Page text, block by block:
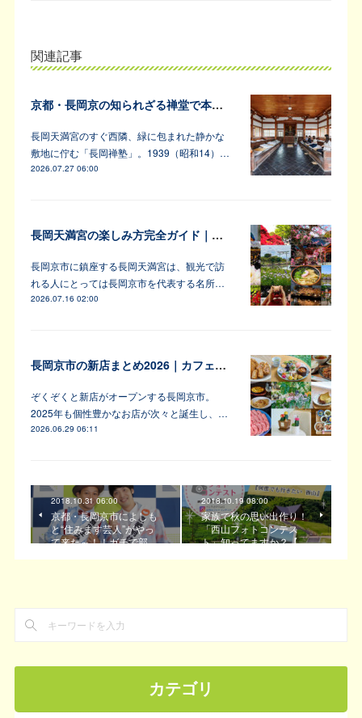
関連記事
京都・長岡京の知られざる禅堂で本格的な坐禅体験
長岡天満宮のすぐ西隣、緑に包まれた静かな
敷地に佇む「長岡禅塾」。1939（昭和14）…
2026.07.27 06:00
長岡天満宮の楽しみ方完全ガイド｜アンバサダーが教えます！
長岡京市に鎮座する長岡天満宮は、観光で訪
れる人にとっては長岡京市を代表する名所…
2026.07.16 02:00
長岡京市の新店まとめ2026｜カフェ・居酒屋・韓国料理など注目6軒
ぞくぞくと新店がオープンする長岡京市。
2025年も個性豊かなお店が次々と誕生し、…
2026.06.29 06:11
2018.10.31 06:00
京都・長岡京市によしも
と“住みます芸人”がやっ
て来た～！！ガチで部…
2018.10.19 08:00
家族で秋の思い出作り！
「西山フォトコンテス
ト」知ってますか？【…
カテゴリ